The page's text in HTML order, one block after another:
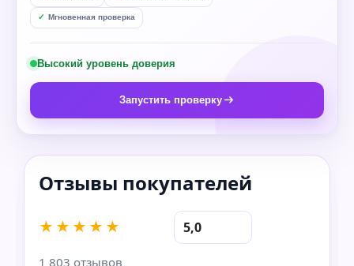
Мгновенная проверка
Высокий уровень доверия
Запустить проверку
★★★★★ 5,0
1 803 отзывов